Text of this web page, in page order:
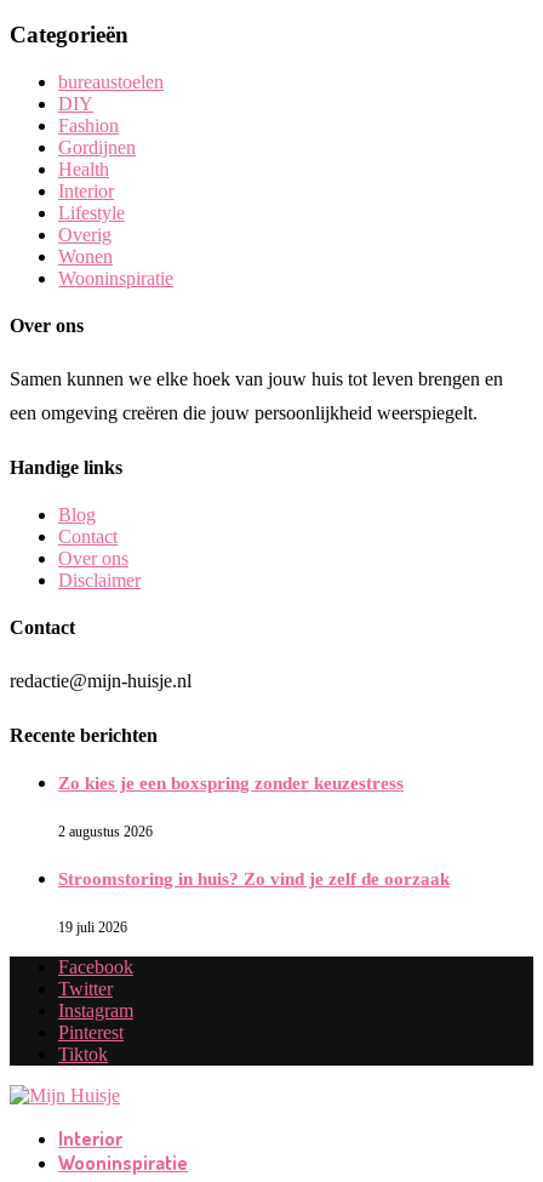
Categorieën
bureaustoelen
DIY
Fashion
Gordijnen
Health
Interior
Lifestyle
Overig
Wonen
Wooninspiratie
Over ons
Samen kunnen we elke hoek van jouw huis tot leven brengen en
een omgeving creëren die jouw persoonlijkheid weerspiegelt.
Handige links
Blog
Contact
Over ons
Disclaimer
Contact
redactie@mijn-huisje.nl
Recente berichten
Zo kies je een boxspring zonder keuzestress
2 augustus 2026
Stroomstoring in huis? Zo vind je zelf de oorzaak
19 juli 2026
Facebook
Twitter
Instagram
Pinterest
Tiktok
Interior
Wooninspiratie